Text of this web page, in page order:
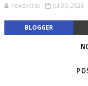
newsverse Jul 30, 2026
BLOGGER